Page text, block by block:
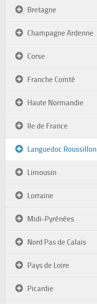
Bretagne
Champagne Ardenne
Corse
Franche Comté
Haute Normandie
Ile de France
Languedoc Roussillon
Limousin
Lorraine
Midi-Pyrénées
Nord Pas de Calais
Pays de Loire
Picardie